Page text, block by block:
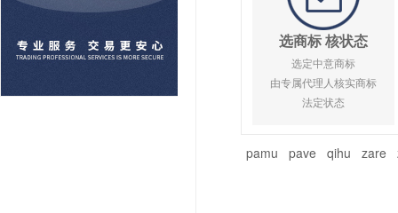
选商标 核状态
选定中意商标
由专属代理人核实商标
法定状态
pamu pave qihu zare